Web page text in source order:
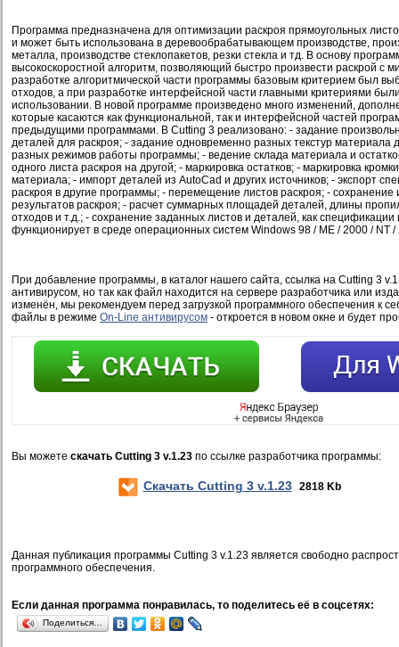
Программа предназначена для оптимизации раскроя прямоугольных
и может быть использована в деревообрабатывающем производстве,
металла, производстве стеклопакетов, резки стекла и тд. В основу
высокоскоростной алгоритм, позволяющий быстро произвести раскрой с
разработке алгоритмической части программы базовым критерием был
отходов, а при разработке интерфейсной части главными критериями
использовании. В новой программе произведено много изменений,
которые касаются как функциональной, так и интерфейсной частей
предыдущими программами. В Cutting 3 реализовано: - задание
деталей для раскроя; - задание одновременно разных текстур материала
разных режимов работы программы; - ведение склада материала и
одного листа раскроя на другой; - маркировка остатков; - маркировка
материала; - импорт деталей из AutoCad и других источников; - экспорт
раскроя в другие программы; - перемещение листов раскроя; - сохранение
результатов раскроя; - расчет суммарных площадей деталей, длины
отходов и т.д.; - сохранение заданных листов и деталей, как
функционирует в среде операционных систем Windows 98 / ME / 2000 / NT /
При добавление программы, в каталог нашего сайта, ссылка на Cutting 3
антивирусом, но так как файл находится на сервере разработчика или
изменён, мы рекомендуем перед загрузкой программного обеспечения к
файлы в режиме On-Line антивирусом - откроется в новом окне и будет
Вы можете скачать Cutting 3 v.1.23 по ссылке разработчика программы:
Скачать Cutting 3 v.1.23 2818 Kb
Данная публикация программы Cutting 3 v.1.23 является свободно
программного обеспечения.
Если данная программа понравилась, то поделитесь её в соцсетях:
Поделиться…